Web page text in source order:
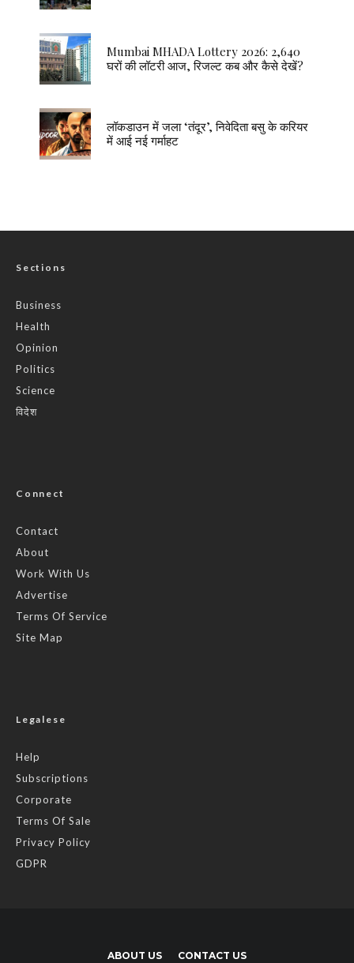
Mumbai MHADA Lottery 2026: 2,640
घरों की लॉटरी आज, रिजल्ट कब और कैसे देखें?
लॉकडाउन में जला ‘तंदूर’, निवेदिता बसु के करियर
में आई नई गर्माहट
Sections
Business
Health
Opinion
Politics
Science
विदेश
Connect
Contact
About
Work With Us
Advertise
Terms Of Service
Site Map
Legalese
Help
Subscriptions
Corporate
Terms Of Sale
Privacy Policy
GDPR
ABOUT US CONTACT US